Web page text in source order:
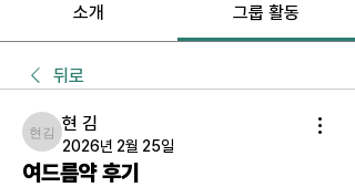
소개 그룹 활동
뒤로
현 김
현 김
2026년 2월 25일
여드름약 후기